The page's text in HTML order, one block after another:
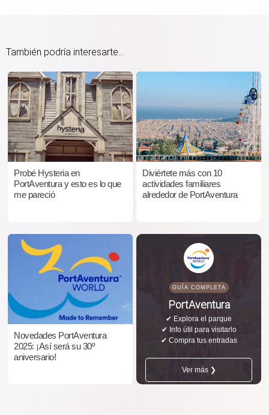
También podría interesarte...
Probé Hysteria en
PortAventura y esto es lo que
me pareció
Diviértete más con 10
actividades familiares
alrededor de PortAventura
Novedades PortAventura
2025: ¡Así será su 30º
aniversario!
GUÍA COMPLETA
PortAventura
✔ Explora el parque
✔ Info útil para visitarlo
✔ Compra tus entradas
Ver más ❯